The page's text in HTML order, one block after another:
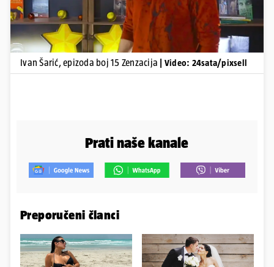
Ivan Šarić, epizoda boj 15 Zenzacija | Video: 24sata/pixsell
Prati naše kanale
Preporučeni članci